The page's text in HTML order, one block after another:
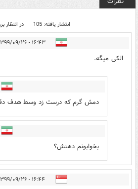
انتشار یافته: 105 در انتظار
۱۶:۴۳ - ۱۳۹۹/۰۹/۲۶
الکی میگه.
دمش گرم که درست زد وسط هدف
بخوابونم دهنش؟
۱۶:۴۴ - ۱۳۹۹/۰۹/۲۶